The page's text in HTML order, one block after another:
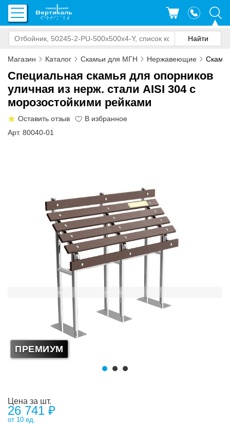
Магазин Каталог Скамьи для МГН Нержавеющие
Специальная скамья для опорников
уличная из нерж. стали AISI 304 с
морозостойкими рейками
Оставить отзыв
Арт. 80040-01
ПРЕМИУМ
Цена за шт.
26 741 ₽
от 10 ед.